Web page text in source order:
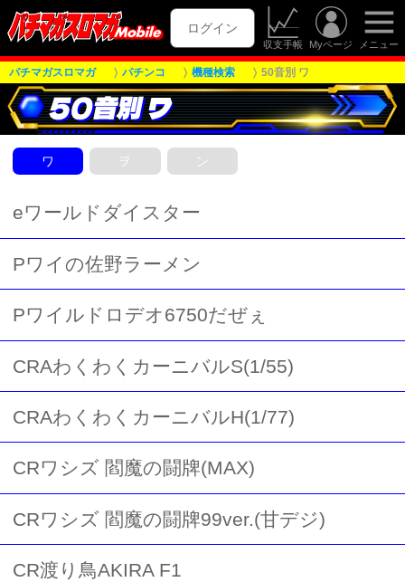
ログイン
収支手帳 Myページ メニュー
パチマガスロマガ パチンコ 機種検索 50音別 ワ
50音別 ワ
ワ ヲ ン
eワールドダイスター
Pワイの佐野ラーメン
Pワイルドロデオ6750だぜぇ
CRAわくわくカーニバルS(1/55)
CRAわくわくカーニバルH(1/77)
CRワシズ 閻魔の闘牌(MAX)
CRワシズ 閻魔の闘牌99ver.(甘デジ)
CR渡り鳥AKIRA F1